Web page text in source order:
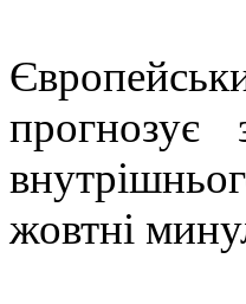
прогнозує
жовтні